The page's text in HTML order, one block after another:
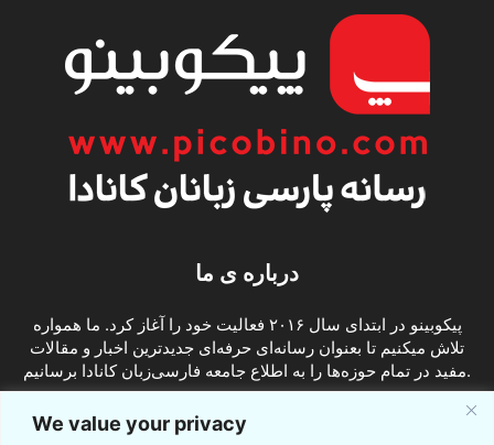
We value your privacy
درباره ی ما
پیکوبینو در ابتدای سال ۲۰۱۶ فعالیت خود را آغاز کرد. ما همواره
تلاش میکنیم تا بعنوان رسانه‌ای حرفه‌ای جدیدترین اخبار و مقالات
مفید در تمام حوزه‌ها را به اطلاع جامعه فارسی‌زبان کانادا برسانیم.